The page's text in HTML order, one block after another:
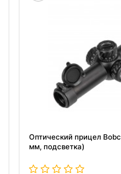
Оптический прицел
мм, подсветка)